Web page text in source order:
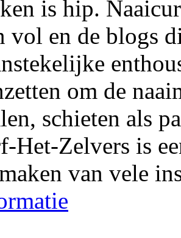
is hip.
vol en de blogs
om de
schieten als
Het-Zelvers is
van vele